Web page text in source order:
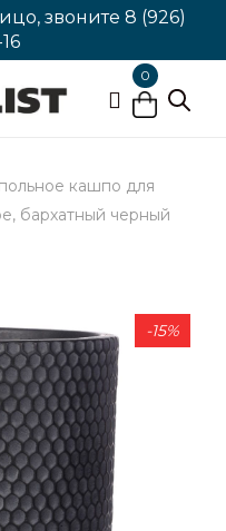
звоните 8 (926)
0
кашпо для
бархатный черный
-15%